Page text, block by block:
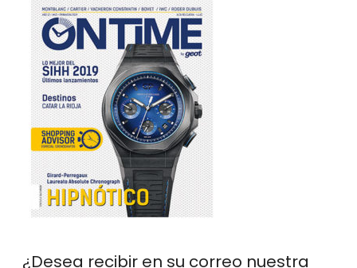
¿Desea recibir en su correo nuestra